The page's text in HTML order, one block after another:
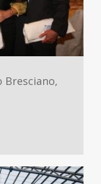
Bresciano,